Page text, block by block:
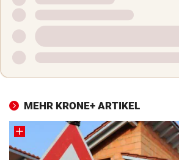
MEHR KRONE+ ARTIKEL